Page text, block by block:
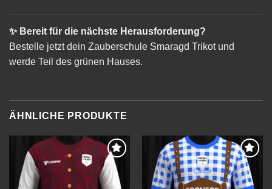
✨ Bereit für die nächste Herausforderung?
Bestelle jetzt dein Zauberschule Smaragd Trikot und
werde Teil des grünen Hauses.
ÄHNLICHE PRODUKTE
Add to
wishlist
Add to
wishlist